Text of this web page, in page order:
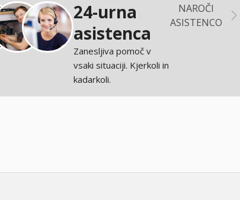
24-urna
asistenca
Zanesljiva pomoč v
vsaki situaciji. Kjerkoli in
kadarkoli.
NAROČI
ASISTENCO